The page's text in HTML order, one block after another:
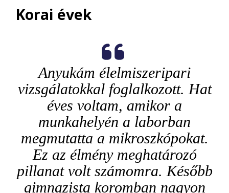
Korai évek
Anyukám élelmiszeripari
vizsgálatokkal foglalkozott. Hat
éves voltam, amikor a
munkahelyén a laborban
megmutatta a mikroszkópokat.
Ez az élmény meghatározó
pillanat volt számomra. Később
gimnazista koromban nagyon